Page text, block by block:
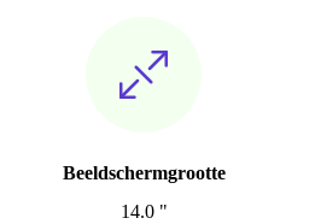
Beeldschermgrootte
14.0 "